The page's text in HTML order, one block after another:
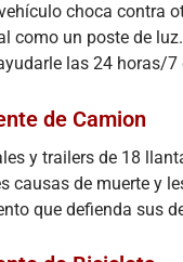
choca contra
como un poste de
las 24 horas/7
de Camion
y trailers de 18
causas de muerte y
que defienda sus